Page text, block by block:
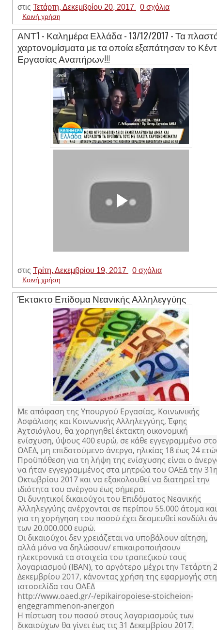
στις Τετάρτη, Δεκεμβρίου 20, 2017 0 σχόλια
Κοινή χρήση
ΑΝΤ1 - Καλημέρα Ελλάδα - 13/12/2017 - Τα
χαρτονομίσματα με τα οποία εξαπάτησαν το
Εργασίας Αναπήρων!!!
στις Τρίτη, Δεκεμβρίου 19, 2017 0 σχόλια
Κοινή χρήση
Έκτακτο Επίδομα Νεανικής Αλληλεγγύης
Με απόφαση της Υπουργού Εργασίας, Κοινωνικής
Ασφάλισης και Κοινωνικής Αλληλεγγύης, Έφης
Αχτσιόγλου, θα χορηγηθεί έκτακτη οικονομική
ενίσχυση, ύψους 400 ευρώ, σε κάθε εγγεγραμμένο
ΟΑΕΔ, μη επιδοτούμενο άνεργο, ηλικίας 18 έως 24
Προϋπόθεση για τη λήψη της ενίσχυσης είναι ο
να ήταν εγγεγραμμένος στα μητρώα του ΟΑΕΔ την
Οκτωβρίου 2017 και να εξακολουθεί να διατηρεί την
ιδιότητα του ανέργου έως σήμερα.
Οι δυνητικοί δικαιούχοι του Επιδόματος Νεανικής
Αλληλεγγύης ανέρχονται σε περίπου 55.000 άτομα και
για τη χορήγηση του ποσού έχει δεσμευθεί κονδύλι
των 20.000.000 ευρώ.
Οι δικαιούχοι δεν χρειάζεται να υποβάλουν αίτηση,
αλλά μόνο να δηλώσουν/ επικαιροποιήσουν
ηλεκτρονικά τα στοιχεία του τραπεζικού τους
λογαριασμού (ΙΒΑΝ), το αργότερο μέχρι την Τετάρτη
Δεκεμβρίου 2017, κάνοντας χρήση της εφαρμογής
ιστοσελίδα του ΟΑΕΔ
http://www.oaed.gr/-/epikairopoiese-stoicheion-
engegrammenon-anergon
Η πίστωση του ποσού στους λογαριασμούς των
δικαιούχων θα γίνει έως τις 31 Δεκεμβρίου 2017.